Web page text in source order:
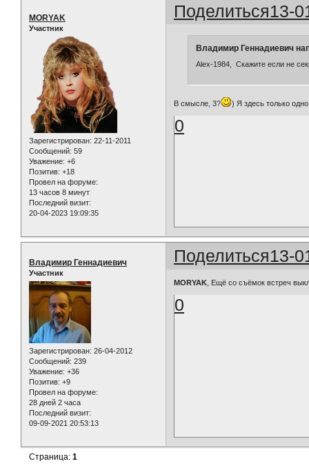
Поделиться13-
MORYAK
Участник
Зарегистрирован: 22-11-2011
Сообщений: 59
Уважение: +6
Позитив: +18
Провел на форуме:
13 часов 8 минут
Последний визит:
20-04-2023 19:09:35
Владимир Геннадиевич
Alex-1984, Скажите если не
В смысле, 3? ) Я здесь только
0
Поделиться13-
Владимир Геннадиевич
Участник
Зарегистрирован: 26-04-2012
Сообщений: 239
Уважение: +36
Позитив: +9
Провел на форуме:
28 дней 2 часа
Последний визит:
09-09-2021 20:53:13
MORYAK , Ещё со съёмок встреч
0
Страница:1